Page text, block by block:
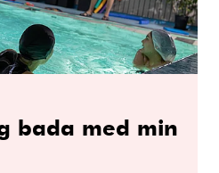
bada med min